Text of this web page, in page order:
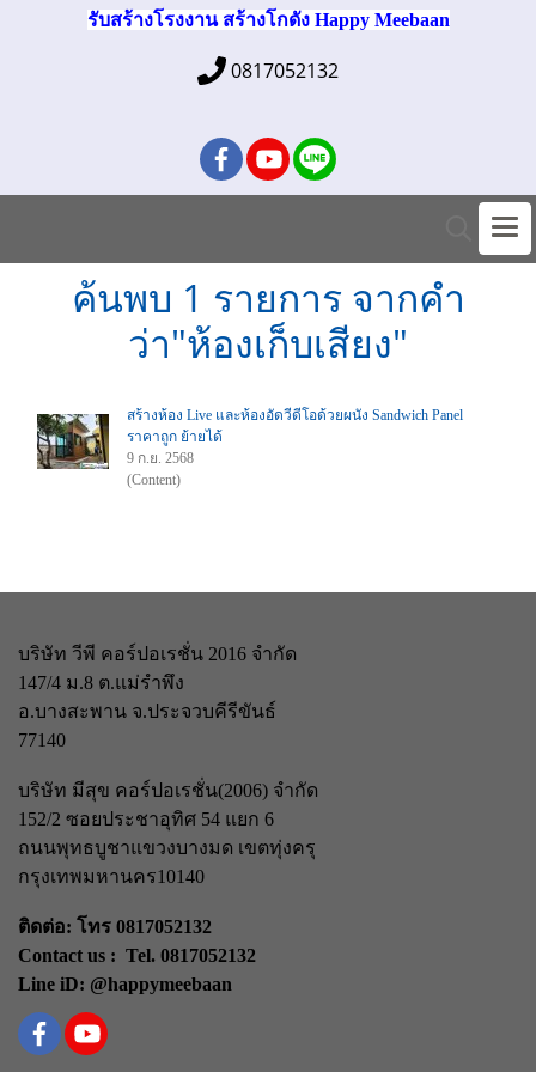
รับสร้างโรงงาน สร้างโกดัง Happy Meebaan
0817052132
ค้นพบ 1 รายการ จากคำ
ว่า"ห้องเก็บเสียง"
สร้างห้อง Live และห้องอัดวีดีโอด้วยผนัง Sandwich Panel
ราคาถูก ย้ายได้
9 ก.ย. 2568
(Content)
บริษัท วีพี คอร์ปอเรชั่น 2016 จำกัด
147/4 ม.8 ต.แม่รำพึง
อ.บางสะพาน จ.ประจวบคีรีขันธ์
77140
บริษัท มีสุข คอร์ปอเรชั่น(2006) จำกัด
152/2 ซอยประชาอุทิศ 54 แยก 6
ถนนพุทธบูชาแขวงบางมด เขตทุ่งครุ
กรุงเทพมหานคร10140
ติดต่อ: โทร 0817052132
Contact us : Tel. 0817052132
Line iD: @happymeebaan